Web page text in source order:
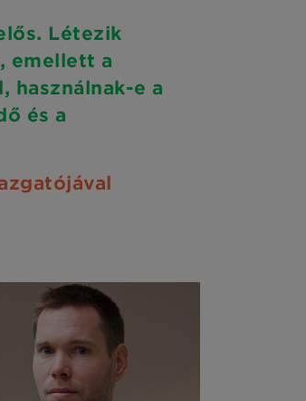
Létezik
emellett a
használnak-e a
és a